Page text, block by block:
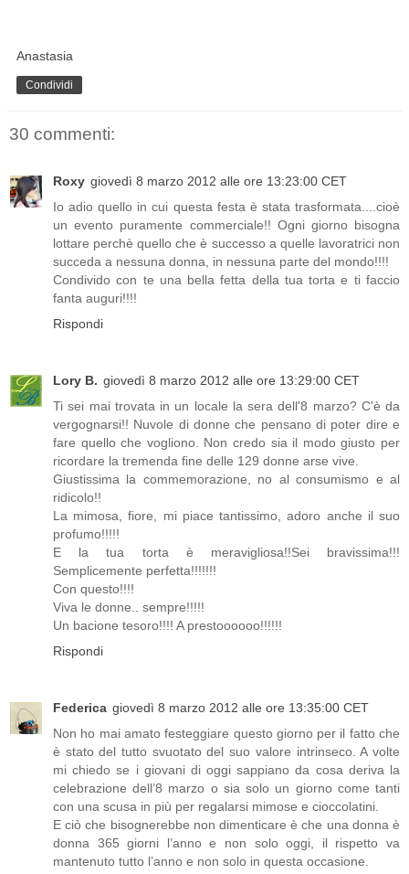
Anastasia
Condividi
30 commenti:
Roxy giovedì 8 marzo 2012 alle ore 13:23:00 CET
Io adio quello in cui questa festa è stata trasformata....cioè
un evento puramente commerciale!! Ogni giorno bisogna
lottare perchè quello che è successo a quelle lavoratrici non
succeda a nessuna donna, in nessuna parte del mondo!!!!
Condivido con te una bella fetta della tua torta e ti faccio
fanta auguri!!!!
Rispondi
Lory B. giovedì 8 marzo 2012 alle ore 13:29:00 CET
Ti sei mai trovata in un locale la sera dell'8 marzo? C'è da
vergognarsi!! Nuvole di donne che pensano di poter dire e
fare quello che vogliono. Non credo sia il modo giusto per
ricordare la tremenda fine delle 129 donne arse vive.
Giustissima la commemorazione, no al consumismo e al
ridicolo!!
La mimosa, fiore, mi piace tantissimo, adoro anche il suo
profumo!!!!!
E la tua torta è meravigliosa!!Sei bravissima!!!
Semplicemente perfetta!!!!!!!
Con questo!!!!
Viva le donne.. sempre!!!!!
Un bacione tesoro!!!! A prestoooooo!!!!!!
Rispondi
Federica giovedì 8 marzo 2012 alle ore 13:35:00 CET
Non ho mai amato festeggiare questo giorno per il fatto che
è stato del tutto svuotato del suo valore intrinseco. A volte
mi chiedo se i giovani di oggi sappiano da cosa deriva la
celebrazione dell’8 marzo o sia solo un giorno come tanti
con una scusa in più per regalarsi mimose e cioccolatini.
E ciò che bisognerebbe non dimenticare è che una donna è
donna 365 giorni l’anno e non solo oggi, il rispetto va
mantenuto tutto l’anno e non solo in questa occasione.